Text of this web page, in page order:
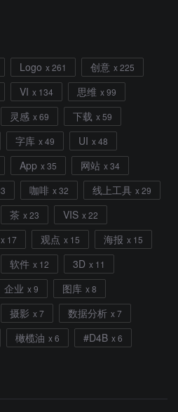
Logo x 261 创意 x 225
VI x 134 思维 x 99
灵感 x 69 下载 x 59
字库 x 49 UI x 48
App x 35 网站 x 34
咖啡 x 32 线上工具 x 29
茶 x 23 VIS x 22
x 17 观点 x 15 海报 x 15
软件 x 12 3D x 11
企业 x 9 图库 x 8
摄影 x 7 数据分析 x 7
橄榄油 x 6 #D4B x 6